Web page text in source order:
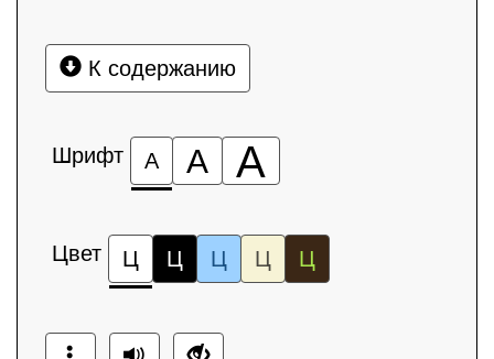
К содержанию
Шрифт А А А
Цвет Ц Ц Ц Ц Ц